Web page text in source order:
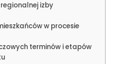
izby
w procesie
terminów i etapów